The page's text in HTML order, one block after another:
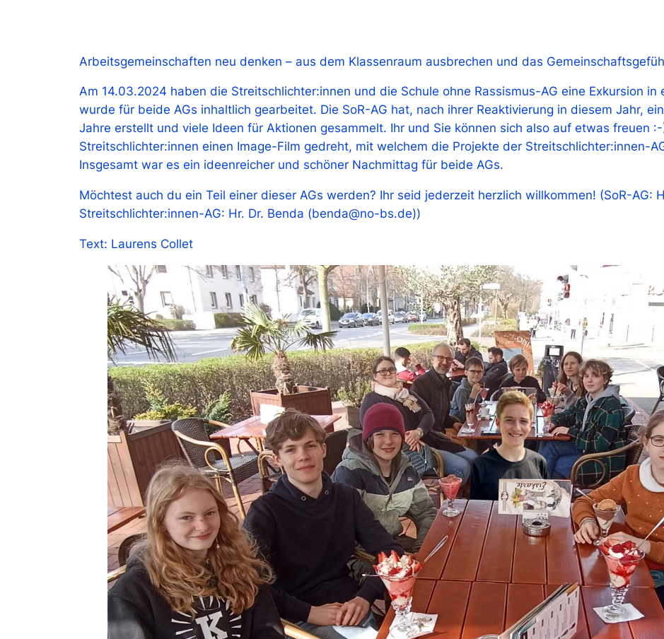
Arbeitsgemeinschaften neu denken – aus dem Klassenraum ausbrechen und das
Am 14.03.2024 haben die Streitschlichter:innen und die Schule ohne Rassismus-AG eine Exkursion in
wurde für beide AGs inhaltlich gearbeitet. Die SoR-AG hat, nach ihrer Reaktivierung in diesem Jahr,
Jahre erstellt und viele Ideen für Aktionen gesammelt. Ihr und Sie können sich also auf etwas freuen
Streitschlichter:innen einen Image-Film gedreht, mit welchem die Projekte der Streitschlichter:innen-
Insgesamt war es ein ideenreicher und schöner Nachmittag für beide AGs.
Möchtest auch du ein Teil einer dieser AGs werden? Ihr seid jederzeit herzlich willkommen! (SoR-AG:
Streitschlichter:innen-AG: Hr. Dr. Benda (benda@no-bs.de))
Text: Laurens Collet